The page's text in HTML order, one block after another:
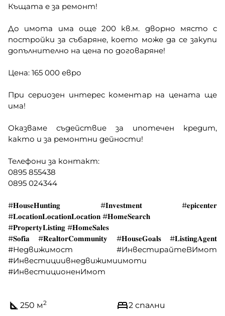
Къщата е за ремонт!
До имота има още 200 кв.м. дворно място с
постройки за събаряне, което може да се закупи
допълнително на цена по договаряне!
Цена: 165 000 евро
При сериозен интерес коментар на цената ще
има!
Оказваме съдействие за ипотечен кредит,
както и за ремонтни дейности!
Телефони за контакт:
0895 855438
0895 024344
#𝐇𝐨𝐮𝐬𝐞𝐇𝐮𝐧𝐭𝐢𝐧𝐠 #𝐈𝐧𝐯𝐞𝐬𝐭𝐦𝐞𝐧𝐭 #𝐞𝐩𝐢𝐜𝐞𝐧𝐭𝐞𝐫
#𝐋𝐨𝐜𝐚𝐭𝐢𝐨𝐧𝐋𝐨𝐜𝐚𝐭𝐢𝐨𝐧𝐋𝐨𝐜𝐚𝐭𝐢𝐨𝐧 #𝐇𝐨𝐦𝐞𝐒𝐞𝐚𝐫𝐜𝐡
#𝐏𝐫𝐨𝐩𝐞𝐫𝐭𝐲𝐋𝐢𝐬𝐭𝐢𝐧𝐠 #𝐇𝐨𝐦𝐞𝐒𝐚𝐥𝐞𝐬
#𝐒𝐨𝐟𝐢𝐚 #𝐑𝐞𝐚𝐥𝐭𝐨𝐫𝐂𝐨𝐦𝐦𝐮𝐧𝐢𝐭𝐲 #𝐇𝐨𝐮𝐬𝐞𝐆𝐨𝐚𝐥𝐬 #𝐋𝐢𝐬𝐭𝐢𝐧𝐠𝐀𝐠𝐞𝐧𝐭
#Недвижимост #ИнвестирайтеВИмот
#Инвестициивнедвижимиимоти
#ИнвестиционенИмот
250 м2
2 спални